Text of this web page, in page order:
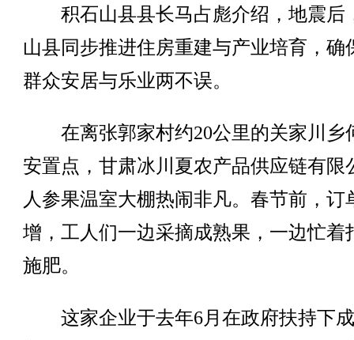
积石山县县长马占彪介绍，地震后
山县同步推进住房重建与产业培育，确
群众安居与乐业两不误。
在离张郭家村约20公里的关家川乡
安置点，甘肃冰川夏农产品供应链有限
人参果温室大棚热闹非凡。春节前，订
增，工人们一边采摘成熟果，一边忙着
施肥。
这家企业于去年6月在政府扶持下